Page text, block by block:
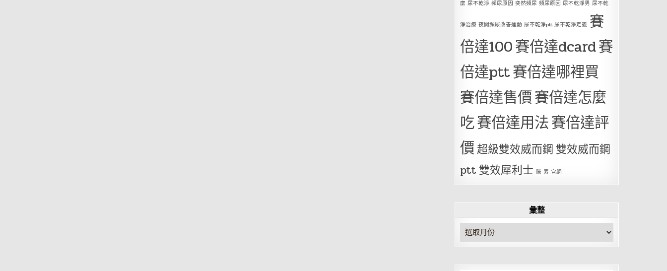
麼 尿不乾淨 頻尿原因 突然頻尿 頻尿原因 尿不乾淨男 尿不乾
淨治療 夜間頻尿改善運動 尿不乾淨ptt 尿不乾淨定義 賽
倍達100賽倍達dcard賽
倍達ptt賽倍達哪裡買
賽倍達售價賽倍達怎麼
吃賽倍達用法賽倍達評
價超級雙效威而鋼 雙效威而鋼
ptt 雙效犀利士 騰 素 官網
彙整
彙
整